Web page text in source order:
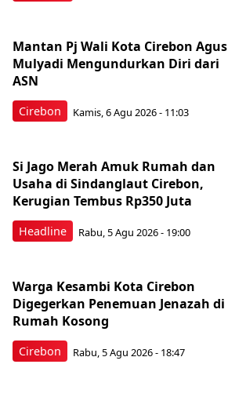
Cirebon
Mantan Pj Wali Kota Cirebon Agus
Mulyadi Mengundurkan Diri dari
ASN
Kamis, 6 Agu 2026 - 11:03
Headline
Si Jago Merah Amuk Rumah dan
Usaha di Sindanglaut Cirebon,
Kerugian Tembus Rp350 Juta
Rabu, 5 Agu 2026 - 19:00
Cirebon
Warga Kesambi Kota Cirebon
Digegerkan Penemuan Jenazah di
Rumah Kosong
Rabu, 5 Agu 2026 - 18:47